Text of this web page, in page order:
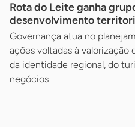
Rota do Leite ganha
desenvolvimento
Governança atua no
ações voltadas à
da identidade regional, do
negócios